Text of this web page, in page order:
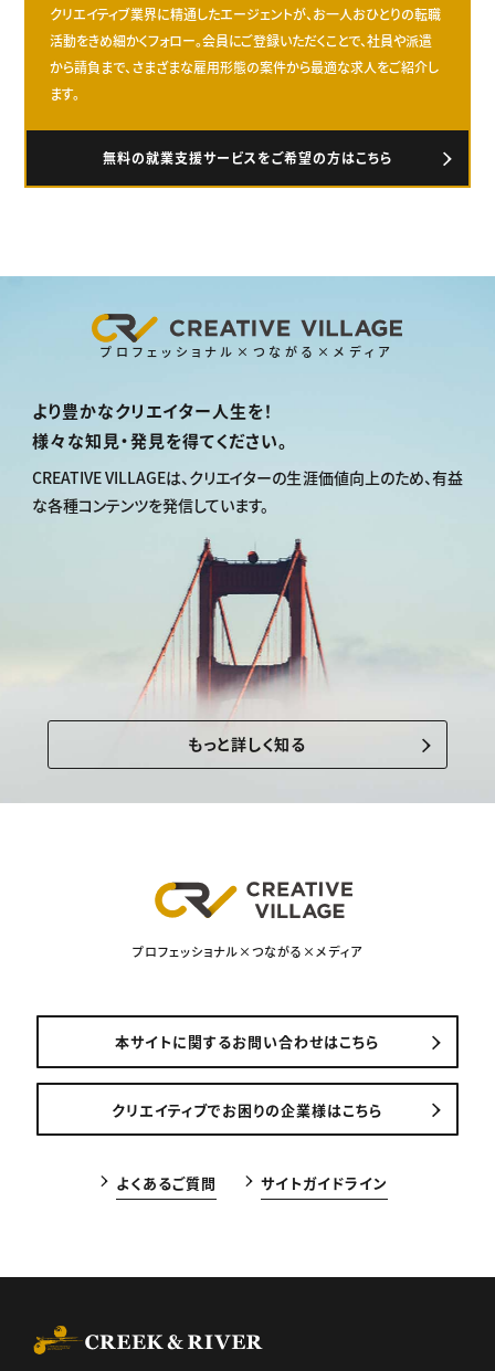
クリエイティブ業界に精通したエージェントが、お一人おひとりの転職
活動をきめ細かくフォロー。会員にご登録いただくことで、社員や派遣
から請負まで、さまざまな雇用形態の案件から最適な求人をご紹介し
ます。
無料の就業支援サービスをご希望の方はこちら
プロフェッショナル×つながる×メディア
より豊かなクリエイター人生を！
様々な知見・発見を得てください。
CREATIVE VILLAGEは、 クリエイターの生涯価値向上のため、有益
な各種コンテンツを発信しています。
もっと詳しく知る
プロフェッショナル×つながる×メディア
本サイトに関するお問い合わせはこちら
クリエイティブでお困りの企業様はこちら
よくあるご質問 サイトガイドライン